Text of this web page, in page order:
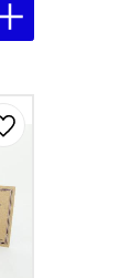
Gem som favorit